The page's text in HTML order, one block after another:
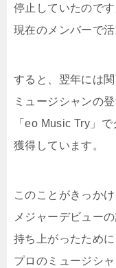
停止していたので
現在のメンバーで
すると、翌年には
ミュージシャンの
「eo Music Try」
獲得しています。
このことがきっかけ
メジャーデビュー
持ち上がったため
プロのミュージシ